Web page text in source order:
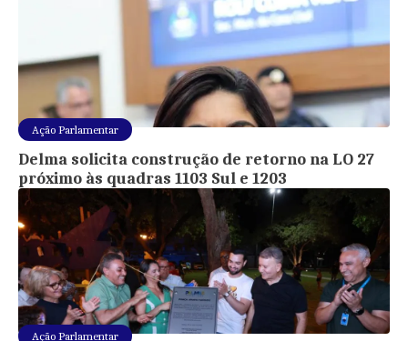
Ação Parlamentar
Delma solicita construção de retorno na LO 27
próximo às quadras 1103 Sul e 1203
Ação Parlamentar